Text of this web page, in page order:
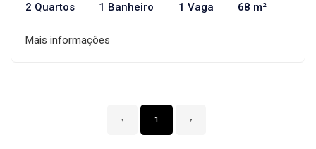
2 Quartos 1 Banheiro 1 Vaga 68 m²
Mais informações
‹ 1 ›